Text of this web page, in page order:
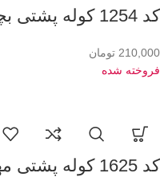
کد 1254 کوله پشتی بچگانه طرح کارتونی
210,000 تومان
فروخته شده
کد 1625 کوله پشتی مهدکودکی طرح کارتونی